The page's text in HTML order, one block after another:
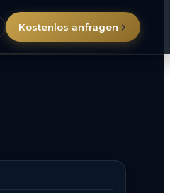
Kostenlos anfragen